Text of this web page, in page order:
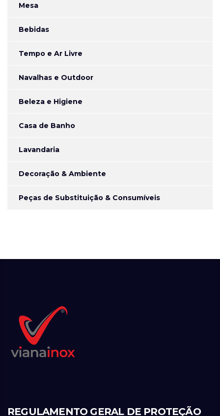
Mesa
Bebidas
Tempo e Ar Livre
Navalhas e Outdoor
Beleza e Higiene
Casa de Banho
Lavandaria
Decoração & Ambiente
Peças de Substituição & Consumíveis
REGULAMENTO GERAL DE PROTEÇÃO